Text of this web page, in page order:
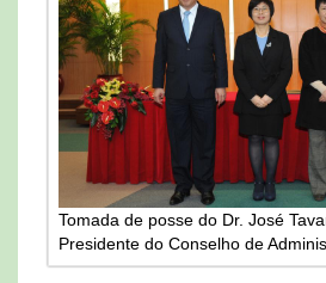
Tomada de posse do Dr. José
Presidente do Conselho de